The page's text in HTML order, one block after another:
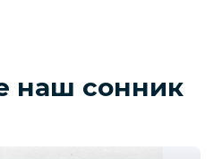
наш сонник